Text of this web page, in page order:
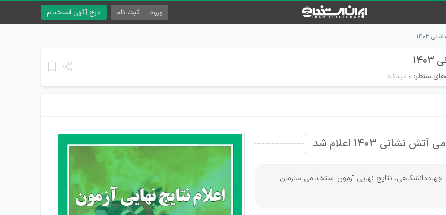
درج آگهی استخدام ورود ثبت نام
۱۴۰۳
منتظر: ۰ دیدگاه
1403 اعلام شد
نتایج نهایی آزمون استخدامی سازمان